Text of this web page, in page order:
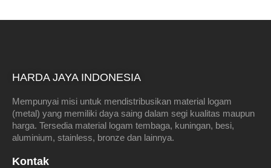
HARDA JAYA INDONESIA
Mempunyai misi untuk mendistribusikan material logam
(metal) yang memiliki daya saing dalam segi kualitas maupun
harga. Tersedia material logam tembaga, kuningan, besi,
aluminium, stainless, bronze dan lainnya.
Kontak